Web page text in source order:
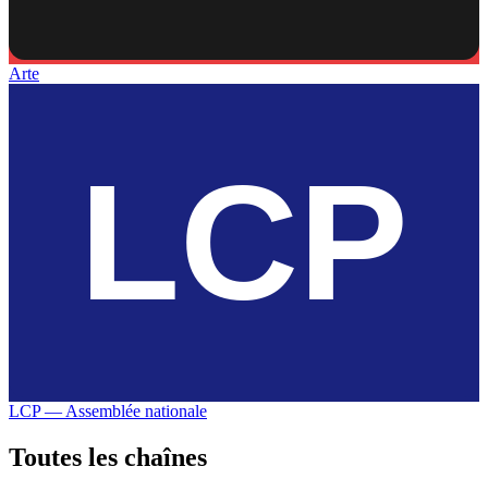
Arte
LCP — Assemblée nationale
Toutes les chaînes